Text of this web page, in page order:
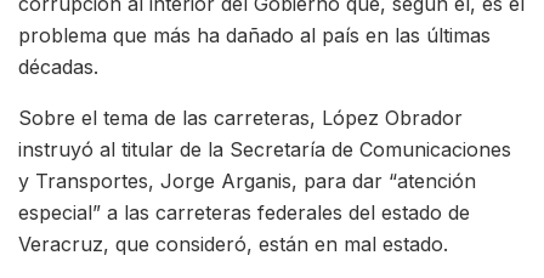
problema que más ha dañado al país en las últimas
décadas.
Sobre el tema de las carreteras, López Obrador
instruyó al titular de la Secretaría de Comunicaciones
y Transportes, Jorge Arganis, para dar “atención
especial” a las carreteras federales del estado de
Veracruz, que consideró, están en mal estado.